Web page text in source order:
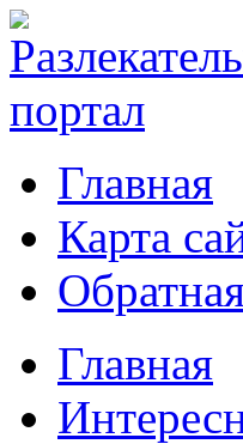
Главная
Карта
Главная